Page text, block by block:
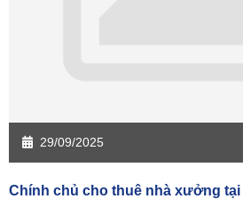
29/09/2025
Chính chủ cho thuê nhà xưởng